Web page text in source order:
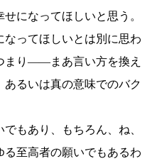
になってほしいと思う。
ってほしいとは別に思わ
まり――まあ言い方を換え
るいは真の意味でのバク
もあり、もちろん、ね、
る至高者の願いでもあるわ